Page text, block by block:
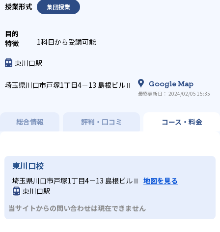
集団授業
1科目から受講可能
東川口駅
埼玉県川口市戸塚1丁目4－13 島根ビルⅡ Google Map
最終更新日： 2024/02/05 15:35
総合情報 評判・口コミ コース・料金
東川口校
埼玉県川口市戸塚1丁目4－13 島根ビルⅡ 地図を見る
東川口駅
当サイトからの問い合わせは現在できません